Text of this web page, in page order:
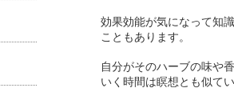
効果効能が気になって知
こともあります。
自分がそのハーブの味や
いく時間は瞑想とも似て